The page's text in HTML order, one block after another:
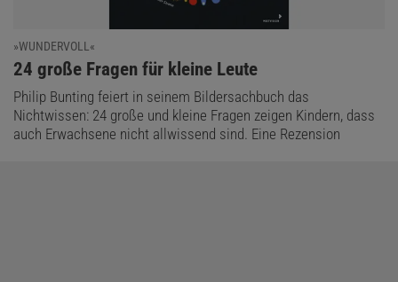
»WUNDERVOLL«
:
24 große Fragen für kleine Leute
Philip Bunting feiert in seinem Bildersachbuch das
Nichtwissen: 24 große und kleine Fragen zeigen Kindern, dass
auch Erwachsene nicht allwissend sind. Eine Rezension